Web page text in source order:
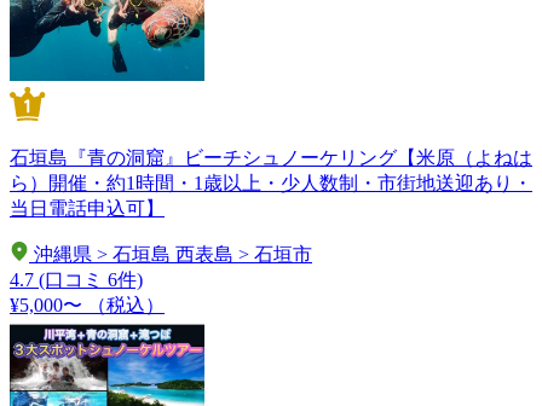
石垣島『青の洞窟』ビーチシュノーケリング【米原（よねは
ら）開催・約1時間・1歳以上・少人数制・市街地送迎あり・
当日電話申込可】
沖縄県 > 石垣島 西表島 > 石垣市
4.7 (口コミ 6件)
¥5,000〜
（税込）